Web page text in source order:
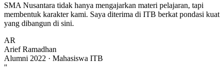
SMA Nusantara tidak hanya mengajarkan materi pelajaran, tapi
membentuk karakter kami. Saya diterima di ITB berkat pondasi kuat
yang dibangun di sini.
AR
Arief Ramadhan
Alumni 2022 · Mahasiswa ITB
"